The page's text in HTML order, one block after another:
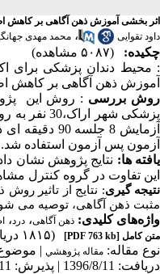
اثر بخشی آموزش ذهن آگاهی بر کاهش
داود تقوایی
، محمد مهدی
چکیده:
(۵۰۸۷ مشاهده)
: محیط دندان پزشکی برای
آموزش ذهن آگاهی بر کاهش
روش بررسی : روش این
پزشکی
آزمایش 8
آزمون پس آزمون استفاده شد.
یافته ها: نتایج پژوهش نشان
این تفاوت در گروه کنترل
نتیجه گیری: نتایج از تاثیر
مثبت ذهن آگاهی، توصیه می
واژه‌های کلیدی: ذهن آگاهی، درد،
متن کامل [PDF 763 kb]
(۱۸۱۵ دریافت)
نوع مقاله: مقاله پژوهشي |
دریافت: 1396/8/11 | پذیرش: 1396/8/11 | انتشار: 1396/8/11